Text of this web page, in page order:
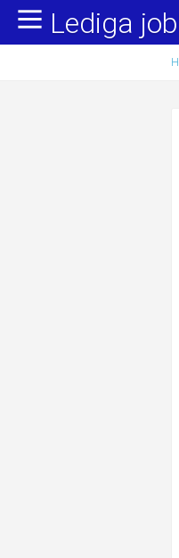
Administration,
Chefer och
Hotell, restaurang,
Installation, drift,
Undersköterska,
Lärare i förskola/
Bussförare/
Tidningsbud/
Lediga